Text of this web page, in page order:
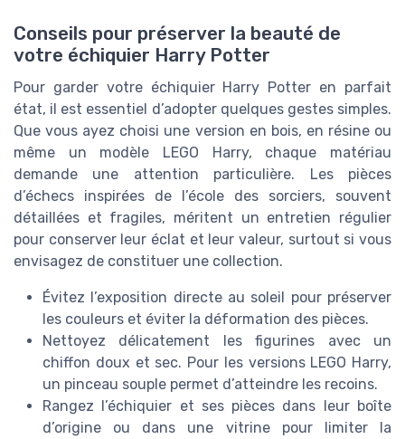
Conseils pour préserver la beauté de
votre échiquier Harry Potter
Pour garder votre échiquier Harry Potter en parfait
état, il est essentiel d’adopter quelques gestes simples.
Que vous ayez choisi une version en bois, en résine ou
même un modèle LEGO Harry, chaque matériau
demande une attention particulière. Les pièces
d’échecs inspirées de l’école des sorciers, souvent
détaillées et fragiles, méritent un entretien régulier
pour conserver leur éclat et leur valeur, surtout si vous
envisagez de constituer une collection.
Évitez l’exposition directe au soleil pour préserver
les couleurs et éviter la déformation des pièces.
Nettoyez délicatement les figurines avec un
chiffon doux et sec. Pour les versions LEGO Harry,
un pinceau souple permet d’atteindre les recoins.
Rangez l’échiquier et ses pièces dans leur boîte
d’origine ou dans une vitrine pour limiter la